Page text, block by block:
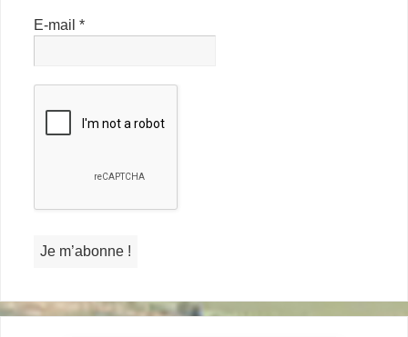
E-mail*